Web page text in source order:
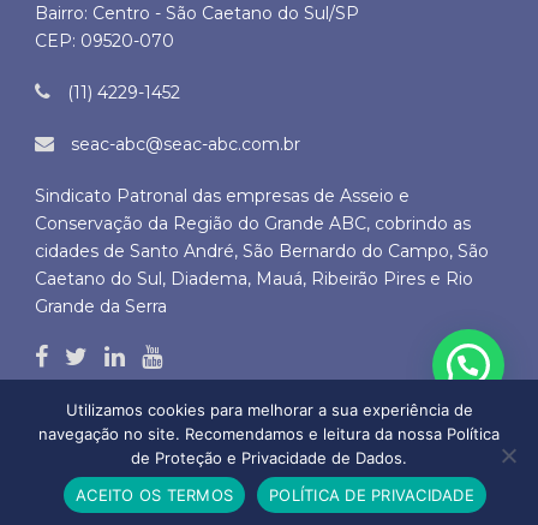
Bairro: Centro - São Caetano do Sul/SP
CEP: 09520-070
(11) 4229-1452
seac-abc@seac-abc.com.br
Sindicato Patronal das empresas de Asseio e
Conservação da Região do Grande ABC, cobrindo as
cidades de Santo André, São Bernardo do Campo, São
Caetano do Sul, Diadema, Mauá, Ribeirão Pires e Rio
Grande da Serra
Copyright © 2026 SEAC ABC - Todos os direitos autorais reservados
by BLD DO BRASIL SERVIÇOS DE INTERNET LTDA.
Utilizamos cookies para melhorar a sua experiência de
navegação no site. Recomendamos e leitura da nossa Política
de Proteção e Privacidade de Dados.
ACEITO OS TERMOS
POLÍTICA DE PRIVACIDADE